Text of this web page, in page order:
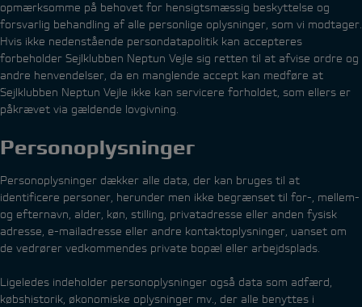
opmærksomme på behovet for hensigtsmæssig beskyttelse og
forsvarlig behandling af alle personlige oplysninger, som vi modtager.
Hvis ikke nedenstående persondatapolitik kan accepteres
forbeholder Sejlklubben Neptun Vejle sig retten til at afvise ordre og
andre henvendelser, da en manglende accept kan medføre at
Sejlklubben Neptun Vejle ikke kan servicere forholdet, som ellers er
påkrævet via gældende lovgivning.
Personoplysninger
Personoplysninger dækker alle data, der kan bruges til at
identificere personer, herunder men ikke begrænset til for-, mellem-
og efternavn, alder, køn, stilling, privatadresse eller anden fysisk
adresse, e-mailadresse eller andre kontaktoplysninger, uanset om
de vedrører vedkommendes private bopæl eller arbejdsplads.
Ligeledes indeholder personoplysninger også data som adfærd,
købshistorik, økonomiske oplysninger mv., der alle benyttes i